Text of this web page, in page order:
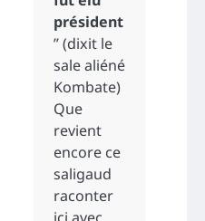
président
” (dixit le
sale aliéné
Kombate)
Que
revient
encore ce
saligaud
raconter